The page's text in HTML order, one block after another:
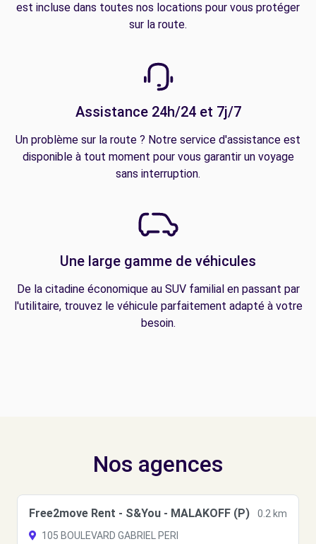
est incluse dans toutes nos locations pour vous protéger
sur la route.
Assistance 24h/24 et 7j/7
Un problème sur la route ? Notre service d'assistance est
disponible à tout moment pour vous garantir un voyage
sans interruption.
Une large gamme de véhicules
De la citadine économique au SUV familial en passant par
l'utilitaire, trouvez le véhicule parfaitement adapté à votre
besoin.
Nos agences
Free2move Rent - S&You - MALAKOFF (P)
0.2 km
105 BOULEVARD GABRIEL PERI